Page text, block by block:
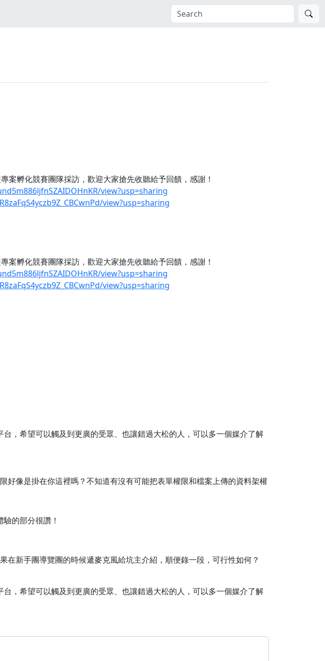
孵化競賽團隊採訪，歡迎大家搶先收聽給予回饋，感謝！
view?usp=sharing
view?usp=sharing
孵化競賽團隊採訪，歡迎大家搶先收聽給予回饋，感謝！
view?usp=sharing
view?usp=sharing
，希望可以觸及到更廣的受眾、也讓錯過大松的人，可以多一個媒介了解
好像是掛在你這裡嗎？不知道有沒有可能把表單權限和檔案上傳的資料架權
的部分很讚！
新手團導覽團的時候遞麥克風給坑主介紹，順便錄一段，可行性如何？
，希望可以觸及到更廣的受眾、也讓錯過大松的人，可以多一個媒介了解